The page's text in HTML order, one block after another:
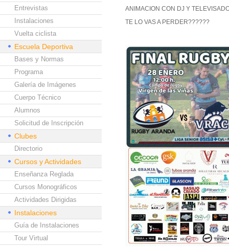
Entrevistas
Instalaciones
Vuelta ciclista
Escuela Deportiva
Bases y Normas
Programa
Galería de Imágenes
Cuerpo Técnico
Alumnos
Solicitud de Inscripción
Clubes
Directorio
Cursos y Actividades
Enseñanza Reglada
Cursos Monográficos
Actividades Dirigidas
Instalaciones
Guía de Instalaciones
Tour Virtual
ANIMACION CON DJ Y
TE LO VAS A PERDER??????